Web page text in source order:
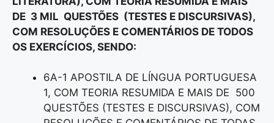
DE 3 MIL QUESTÕES (TESTES E DISCURSIVAS),
COM RESOLUÇÕES E COMENTÁRIOS DE TODOS
OS EXERCÍCIOS, SENDO:
6A-1 APOSTILA DE LÍNGUA PORTUGUESA
1, COM TEORIA RESUMIDA E MAIS DE 500
QUESTÕES (TESTES E DISCURSIVAS), COM